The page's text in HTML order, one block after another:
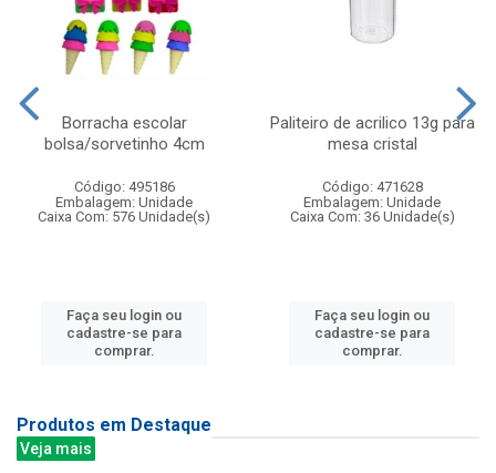
Borracha escolar
bolsa/sorvetinho 4cm
Código: 495186
Embalagem: Unidade
Caixa Com: 576 Unidade(s)
Faça seu login ou
cadastre-se para
comprar.
Paliteiro de acrilico 13g para
mesa cristal
Código: 471628
Embalagem: Unidade
Caixa Com: 36 Unidade(s)
Faça seu login ou
cadastre-se para
comprar.
Produtos em Destaque
Veja mais